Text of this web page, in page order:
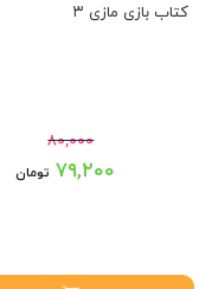
کتاب بازی مازی ۳
۸۰,۰۰۰
قیمت اصلی: ۸۰,۰۰۰ تومان بود.۷۹,۲۰۰ تومان